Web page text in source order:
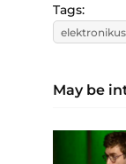
Tags:
elektronikus
May be